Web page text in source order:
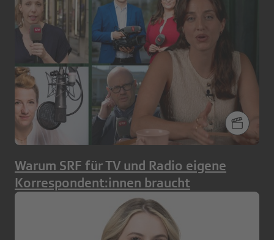
Warum SRF für TV und Radio eigene
Korrespondent:innen braucht